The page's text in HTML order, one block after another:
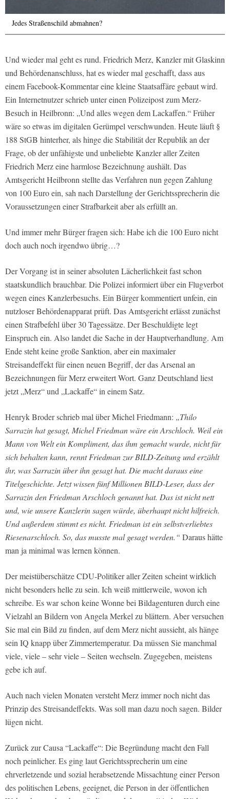
Jedes Straßenschild abmahnen?
Und wieder mal geht es rund. Friedrich Merz, Kanzler mit Glaskinn
und Behördenanschluss, hat es wieder mal geschafft, dass aus
einem Facebook-Kommentar eine kleine Staatsaffäre gebaut wird.
Ein Internetnutzer schrieb unter einen Polizeipost zum Merz-
Besuch in Heilbronn: „Und alles wegen dem Lackaffen.“ Früher
wäre so etwas im digitalen Gerümpel verschwunden. Heute läuft §
188 StGB hinterher, als hinge die Stabilität der Republik an der
Frage, ob der unfähigste und unbeliebte Kanzler aller Zeiten
Friedrich Merz eine harmlose Bezeichnung aushält. Das
Amtsgericht Heilbronn stellte das Verfahren nun gegen Zahlung
von 100 Euro ein, sah nach Darstellung der Gerichtssprecherin die
Voraussetzungen einer Strafbarkeit aber als erfüllt an.
Und immer mehr Bürger fragen sich: Habe ich die 100 Euro nicht
doch auch noch irgendwo übrig…?
Der Vorgang ist in seiner absoluten Lächerlichkeit fast schon
staatskundlich brauchbar. Die Polizei informiert über ein Flugverbot
wegen eines Kanzlerbesuchs. Ein Bürger kommentiert unfein, ein
nutzloser Behördenapparat prüft. Das Amtsgericht erlässt zunächst
einen Strafbefehl über 30 Tagessätze. Der Beschuldigte legt
Einspruch ein. Also landet die Sache in der Hauptverhandlung. Am
Ende steht keine große Sanktion, aber ein maximaler
Streisandeffekt für einen neuen Begriff, der das Arsenal an
Bezeichnungen für Merz erweitert Wort. Ganz Deutschland liest
jetzt „Merz“ und „Lackaffe“ in einem Satz.
Henryk Broder schrieb mal über Michel Friedmann: „Thilo
Sarrazin hat gesagt, Michel Friedman wäre ein Arschloch. Weil ein
Mann von Welt ein Kompliment, das ihm gemacht wurde, nicht für
sich behalten kann, rennt Friedman zur BILD-Zeitung und erzählt
ihr, was Sarrazin über ihn gesagt hat. Die macht daraus eine
Titelgeschichte. Jetzt wissen fünf Millionen BILD-Leser, dass der
Sarrazin den Friedman Arschloch genannt hat. Das ist nicht nett
und, wie unsere Kanzlerin sagen würde, überhaupt nicht hilfreich.
Und außerdem stimmt es nicht. Friedman ist ein selbstverliebtes
Riesenarschloch. So, das musste mal gesagt werden.“ Daraus hätte
man ja minimal was lernen können.
Der meistüberschätze CDU-Politiker aller Zeiten scheint wirklich
nicht besonders helle zu sein. Ich weiß mittlerweile, wovon ich
schreibe. Es war schon keine Wonne bei Bildagenturen durch eine
Vielzahl an Bildern von Angela Merkel zu blättern. Aber versuchen
Sie mal ein Bild zu finden, auf dem Merz nicht aussieht, als hänge
sein IQ knapp über Zimmertemperatur. Da müssen Sie manchmal
viele, viele – sehr viele – Seiten wechseln. Zugegeben, meistens
gebe ich auf.
Auch nach vielen Monaten versteht Merz immer noch nicht das
Prinzip des Streisandeffekts. Was soll man dazu noch sagen. Bilder
lügen nicht.
Zurück zur Causa “Lackaffe“: Die Begründung macht den Fall
noch peinlicher. Es ging laut Gerichtssprecherin um eine
ehrverletzende und sozial herabsetzende Missachtung einer Person
des politischen Lebens, geeignet, die Person in der öffentlichen